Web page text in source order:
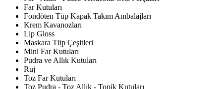
Far Kutuları
Fondöten Tüp Kapak Takım Ambalajları
Krem Kavanozları
Lip Gloss
Maskara Tüp Çeşitleri
Mini Far Kutuları
Pudra ve Allık Kutuları
Ruj
Toz Far Kutuları
Toz Pudra - Toz Allık - Topik Kutuları